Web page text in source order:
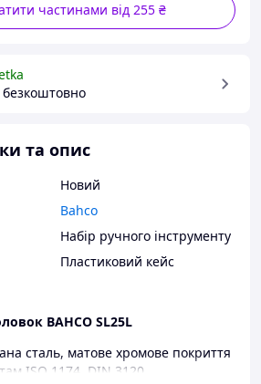
частинами від 255 ₴
та опис
Новий
Bahco
Набір ручного інструменту
Пластиковий кейс
BAHCO SL25L
сталь, матове хромове покриття
ISO 1174, DIN 3120